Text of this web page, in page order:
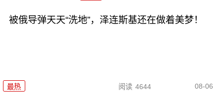
被俄导弹天天“洗地”，泽连斯基还在做着美梦！
最热 阅读 4644 08-06